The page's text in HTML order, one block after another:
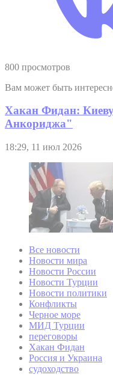
800 просмотров
Вам может быть
Хакан Фидан:
Анкориджа"
18:29, 11 июл 2026
Все новости
Новости мира
Новости России
Новости Турции
Новости политики
Конфликты
Черное море
МИД Турции
переговоры
Хакан Фидан
Россия и Украина
судоходство